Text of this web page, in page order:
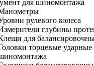
для шиномонтажа
рулевого колеса
глубины
для
торцевые ударные